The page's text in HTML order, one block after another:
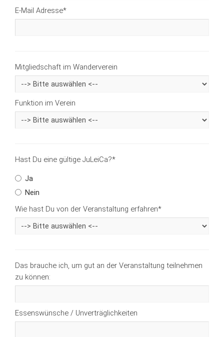
E-Mail Adresse*
Mitgliedschaft im Wanderverein
Funktion im Verein
Hast Du eine gültige JuLeiCa?*
Ja
Nein
Wie hast Du von der Veranstaltung erfahren*
Das brauche ich, um gut an der Veranstaltung teilnehmen
zu können:
Essenswünsche / Unverträglichkeiten